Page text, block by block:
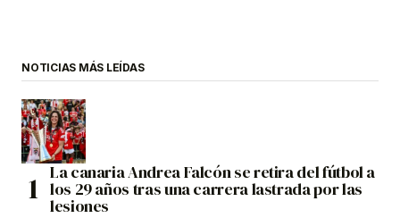
NOTICIAS MÁS LEÍDAS
La canaria Andrea Falcón se retira del fútbol a
los 29 años tras una carrera lastrada por las
lesiones